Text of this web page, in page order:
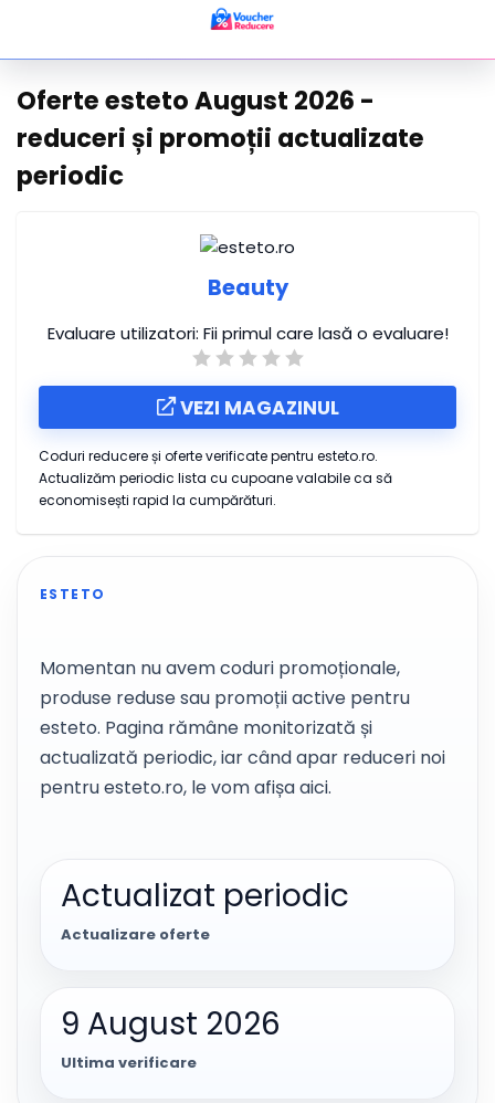
Oferte esteto August 2026 -
reduceri și promoții actualizate
periodic
Beauty
Evaluare utilizatori: Fii primul care lasă o evaluare!
VEZI MAGAZINUL
Coduri reducere și oferte verificate pentru esteto.ro.
Actualizăm periodic lista cu cupoane valabile ca să
economisești rapid la cumpărături.
ESTETO
Momentan nu avem coduri promoționale,
produse reduse sau promoții active pentru
esteto. Pagina rămâne monitorizată și
actualizată periodic, iar când apar reduceri noi
pentru esteto.ro, le vom afișa aici.
Actualizat periodic
Actualizare oferte
9 August 2026
Ultima verificare